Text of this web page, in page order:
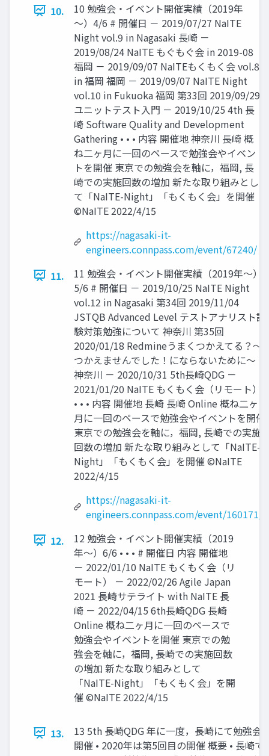
10.
10 勉強会・イベント開催実績（2019年
～）4/6 # 開催日 － 2019/07/27 NaITE
Night vol.9 in Nagasaki 長崎 －
2019/08/24 NaITE もぐもぐ会 in 2019-08
福岡 － 2019/09/07 NaITEもくもく会 vol.8
in 福岡 福岡 － 2019/09/07 NaITE Night
vol.10 in Fukuoka 福岡 第33回 2019/09/29
ユニットテスト入門 － 2019/10/25 4th 長
崎 Software Quality and Development
Gathering • • • 内容 開催地 神奈川 長崎 概
ね二ヶ月に一回のペースで勉強会やイベン
トを開催 東京での勉強会を軸に，福岡, 長
崎での実施回数の増加 新たな取り組みとし
て「NaITE-Night」「もくもく会」を開催
©NaITE 2022/4/15
https://nagasaki-it-
engineers.connpass.com/event/67240/
11.
11 勉強会・イベント開催実績（2019年～）
5/6 # 開催日 － 2019/10/25 NaITE Night
vol.12 in Nagasaki 第34回 2019/11/04
JSTQB Advanced Level テストアナリスト試
験対策勉強について 神奈川 第35回
2020/01/18 Redmineうまくつかえてる？～
つかえませんでした！にならないために～
神奈川 － 2020/10/31 5th長崎QDG －
2021/01/20 NaITE もくもく会（リモート）
• • • 内容 開催地 長崎 長崎 Online 概ね二ヶ
月に一回のペースで勉強会やイベントを開催
東京での勉強会を軸に，福岡, 長崎での実施
回数の増加 新たな取り組みとして「NaITE-
Night」「もくもく会」を開催 ©NaITE
2022/4/15
https://nagasaki-it-
engineers.connpass.com/event/160171/
12.
12 勉強会・イベント開催実績（2019
年～）6/6 • • • # 開催日 内容 開催地
－ 2022/01/10 NaITE もくもく会（リ
モート） － 2022/02/26 Agile Japan
2021 長崎サテライト with NaITE 長
崎 － 2022/04/15 6th長崎QDG 長崎
Online 概ね二ヶ月に一回のペースで
勉強会やイベントを開催 東京での勉
強会を軸に，福岡, 長崎での実施回数
の増加 新たな取り組みとして
「NaITE-Night」「もくもく会」を開
催 ©NaITE 2022/4/15
13.
13 5th 長崎QDG 年に一度，長崎にて勉強会
開催 • 2020年は第5回目の開催 概要 • 長崎で